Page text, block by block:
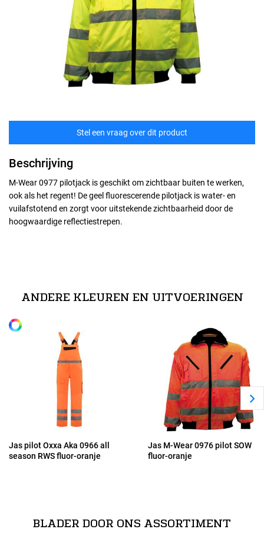
Stel een vraag over dit product
Beschrijving
M-Wear 0977 pilotjack is geschikt om zichtbaar buiten te werken,
ook als het regent! De geel fluorescerende pilotjack is water- en
vuilafstotend en zorgt voor uitstekende zichtbaarheid door de
hoogwaardige reflectiestrepen.
L
3XL
Alle maten
Afneembare bontkraag // Afritsbare mouwen // Twee steekzakken,
ANDERE KLEUREN EN UITVOERINGEN
Jas pilot Oxxa Aka 0966 all
season RWS fluor-oranje
Jas M-Wear 0976 pilot SOW
fluor-oranje
BLADER DOOR ONS ASSORTIMENT